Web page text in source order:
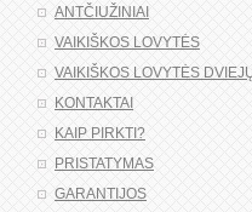
ANTČIUŽINIAI
VAIKIŠKOS LOVYTĖS
VAIKIŠKOS LOVYTĖS
KONTAKTAI
KAIP PIRKTI?
PRISTATYMAS
GARANTIJOS